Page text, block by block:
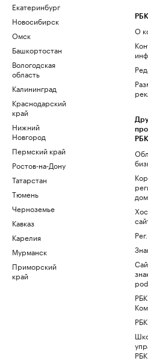
Екатеринбург
Новосибирск
Омск
Башкортостан
Вологодская
область
Калининград
Краснодарский
край
Нижний
Новгород
Пермский край
Ростов-на-Дону
Татарстан
Тюмень
Черноземье
Кавказ
Карелия
Мурманск
Приморский
край
РБК
О
РБК
РБК
РБК